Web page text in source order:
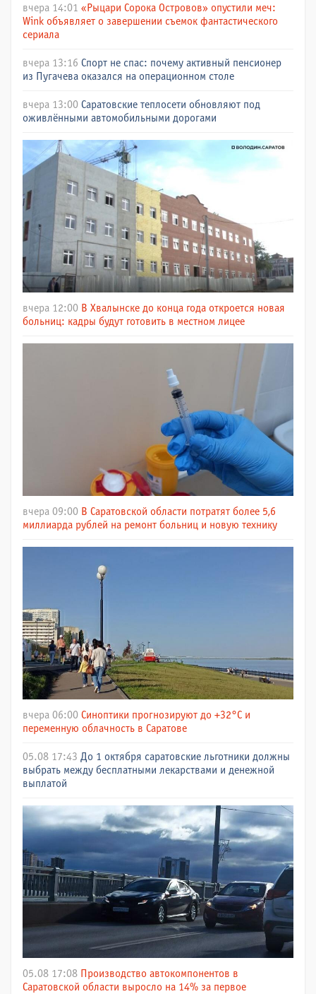
вчера 14:01 «Рыцари Сорока Островов» опустили меч:
Wink объявляет о завершении съемок фантастического
сериала
вчера 13:16 Спорт не спас: почему активный пенсионер
из Пугачева оказался на операционном столе
вчера 13:00 Саратовские теплосети обновляют под
оживлёнными автомобильными дорогами
вчера 12:00 В Хвалынске до конца года откроется новая
больниц: кадры будут готовить в местном лицее
вчера 09:00 В Саратовской области потратят более 5,6
миллиарда рублей на ремонт больниц и новую технику
вчера 06:00 Синоптики прогнозируют до +32°C и
переменную облачность в Саратове
05.08 17:43 До 1 октября саратовские льготники должны
выбрать между бесплатными лекарствами и денежной
выплатой
05.08 17:08 Производство автокомпонентов в
Саратовской области выросло на 14% за первое